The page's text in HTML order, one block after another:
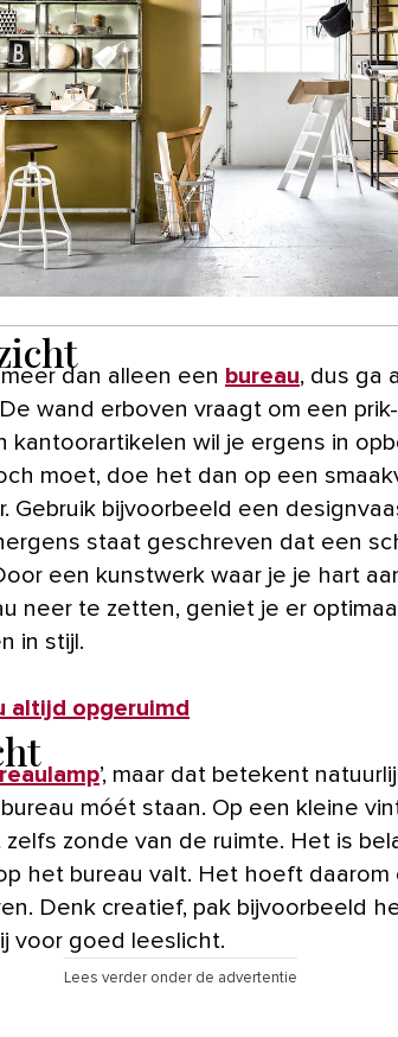
dan alleen een bureau, dus ga
wand erboven vraagt om een
kantoorartikelen wil je ergens in
moet, doe het dan op een
Gebruik bijvoorbeeld een
staat geschreven dat een
een kunstwerk waar je je hart
neer te zetten, geniet je er
in stijl.
altijd opgeruimd
’, maar dat betekent
móét staan. Op een kleine
zonde van de ruimte. Het is
het bureau valt. Het hoeft daarom
Denk creatief, pak bijvoorbeeld
voor goed leeslicht.
Lees verder onder de advertentie